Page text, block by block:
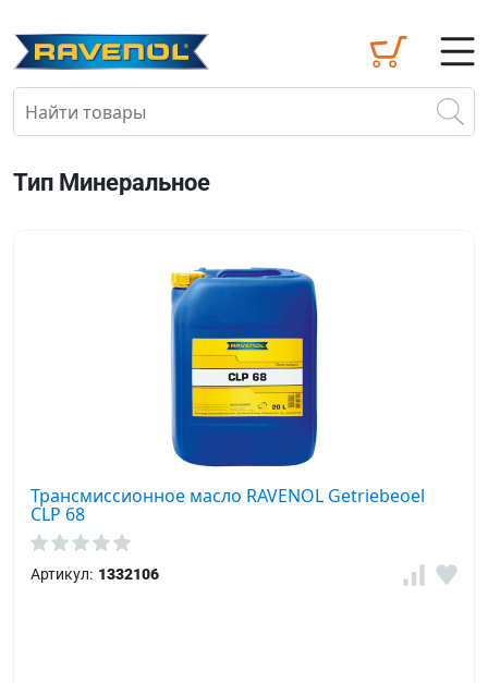
Тип Минеральное
Трансмиссионное масло RAVENOL Getriebeoel
CLP 68
Артикул: 1332106